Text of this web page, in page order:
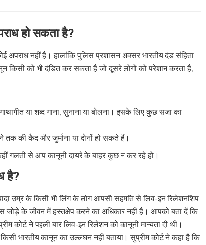
हो सकता है?
अपराध नहीं है। हालांकि पुलिस प्रशासन अक्सर भारतीय दंड संहिता
किसी को भी दंडित कर सकता है जो दूसरे लोगों को परेशान करता है,
या शब्द गाना, सुनाना या बोलना। इसके लिए कुछ सजा का
की कैद और जुर्माना या दोनों हो सकते हैं।
गलती से आप कानूनी दायरे के बाहर कुछ न कर रहे हो।
है?
उम्र के किसी भी लिंग के लोग आपसी सहमति से लिव-इन रिलेशनशिप
जोड़े के जीवन में हस्तक्षेप करने का अधिकार नहीं है। आपको बता दें कि
ने पहली बार लिव-इन रिलेशन को कानूनी मान्यता दी थी।
भारतीय कानून का उल्लंघन नहीं बताया। सुप्रीम कोर्ट ने कहा है कि